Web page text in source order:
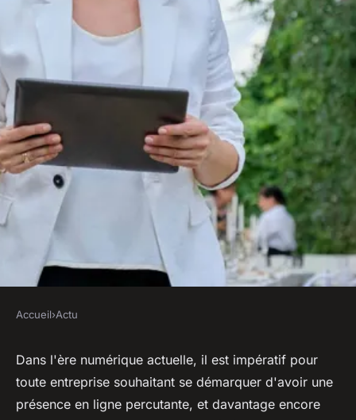
Obtenez votre site
évènementiel avec un prix
Accueil›Actu
Dans l'ère numérique actuelle, il est impératif pour
toute entreprise souhaitant se démarquer d'avoir une
présence en ligne percutante, et davantage encore